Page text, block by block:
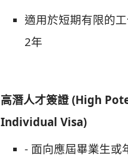
適用於短期有限的
2年
高潛人才簽證 (High
Individual Visa)
- 面向應屆畢業生或